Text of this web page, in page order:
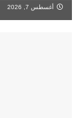
أغسطس 7, 2026